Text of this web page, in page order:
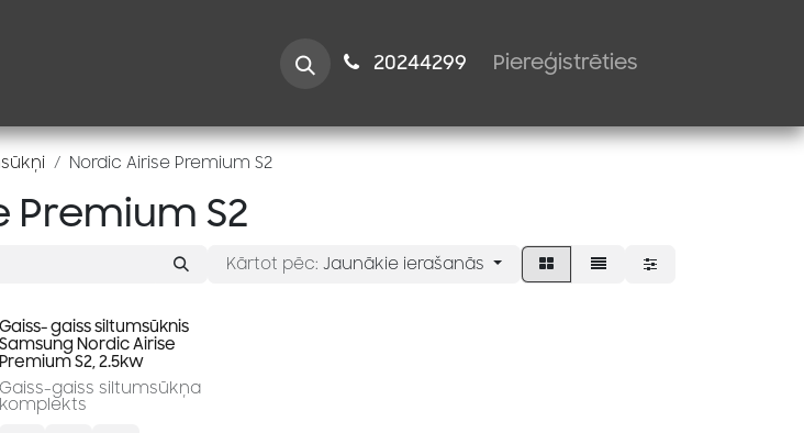
Speciālistiem 2024​​4299 Piereģistrēties
Nordic Airise Premium S2
Premium S2
Kārtot pēc: Jaunākie ierašanās
Gaiss- gaiss siltumsūknis
Samsung Nordic Airise
Premium S2, 2.5kw
Gaiss-gaiss siltumsūkņa
komplekts